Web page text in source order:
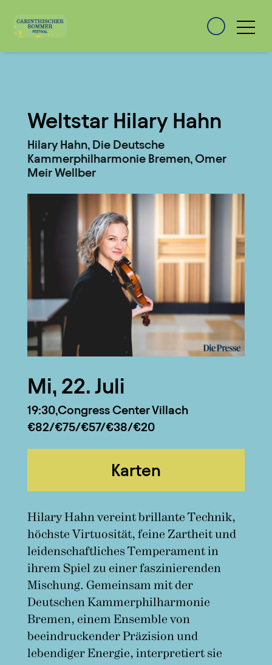
Weltstar Hilary Hahn
Hilary Hahn, Die Deutsche
Kammerphilharmonie Bremen, Omer
Meir Wellber
Mi, 22. Juli
19:30Congress Center Villach
€82/€75/€57/€38/€20
Karten
Hilary Hahn vereint brillante Technik,
höchste Virtuosität, feine Zartheit und
leidenschaftliches Temperament in
ihrem Spiel zu einer faszinierenden
Mischung. Gemeinsam mit der
Deutschen Kammerphilharmonie
Bremen, einem Ensemble von
beeindruckender Präzision und
lebendiger Energie, interpretiert sie